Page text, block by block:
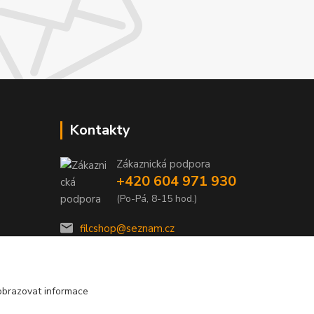
Kontakty
Zákaznická podpora
+420 604 971 930
(Po-Pá, 8-15 hod.)
filcshop@seznam.cz
informace